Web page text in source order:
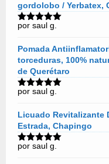
gordolobo / Yerbatex,
Valorado
por saul g.
Pomada
torceduras, 100%
de Querétaro
Valorado
por saul g.
Licuado Revitalizante
Estrada, Chapingo
Valorado
por saul g.